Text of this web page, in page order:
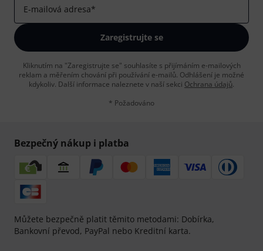
E-mailová adresa*
Zaregistrujte se
Kliknutím na "Zaregistrujte se" souhlasíte s přijímáním e-mailových
reklam a měřením chování při používání e-mailů. Odhlášení je možné
kdykoliv. Další informace naleznete v naší sekci Ochrana údajů.
* Požadováno
Bezpečný nákup i platba
Můžete bezpečně platit těmito metodami: Dobírka,
Bankovní převod, PayPal nebo Kreditní karta.